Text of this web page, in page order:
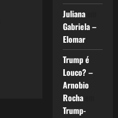
Julianaem
Gabriela –
Elomar
Trump é
Louco? –
Arnobio
Rochaem
Trump-